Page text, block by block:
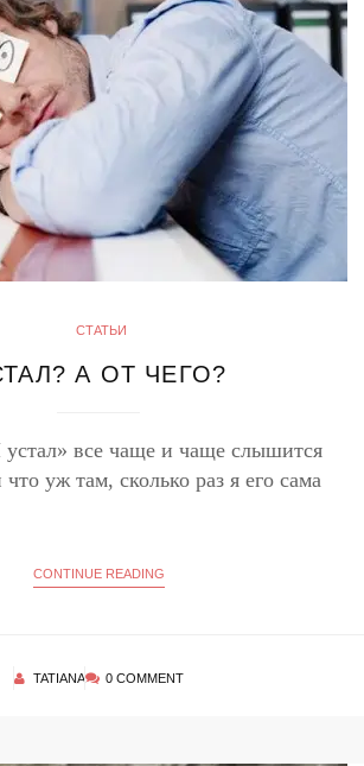
СТАТЬИ
А ОТ ЧЕГО?
все чаще и чаще слышится
уж там, сколько раз я его сама
CONTINUE READING
TATIANA 0 COMMENT